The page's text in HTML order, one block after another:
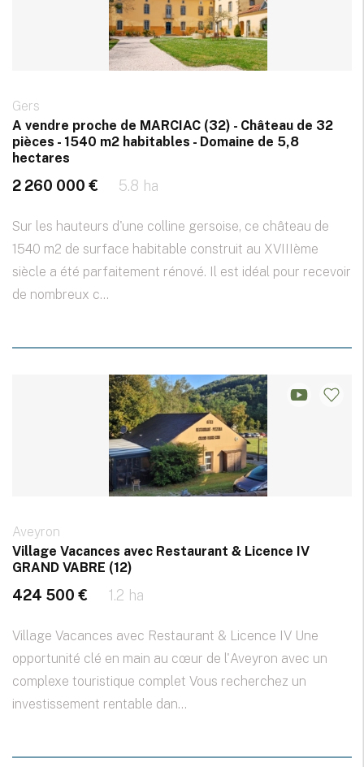
Gers
A vendre proche de MARCIAC (32) - Château de 32
pièces - 1540 m2 habitables - Domaine de 5,8
hectares
2 260 000 € 5.8 ha
Sur les hauteurs d'une colline gersoise, ce château de
1540 m2 de surface habitable construit au XVIIIème
siècle a été parfaitement rénové. Il est idéal pour recevoir
de nombreux c...
Aveyron
Village Vacances avec Restaurant & Licence IV
GRAND VABRE (12)
424 500 € 1.2 ha
Village Vacances avec Restaurant & Licence IV Une
opportunité clé en main au cœur de l'Aveyron avec un
complexe touristique complet Vous recherchez un
investissement rentable dan...